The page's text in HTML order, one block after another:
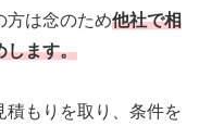
方は念のため他社で相
します。
もりを取り、条件を